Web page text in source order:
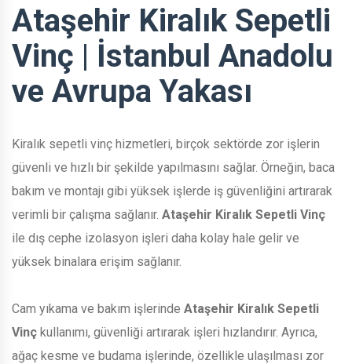
Ataşehir Kiralık Sepetli
Vinç | İstanbul Anadolu
ve Avrupa Yakası
Kiralık sepetli vinç hizmetleri, birçok sektörde zor işlerin
güvenli ve hızlı bir şekilde yapılmasını sağlar. Örneğin, baca
bakım ve montajı gibi yüksek işlerde iş güvenliğini artırarak
verimli bir çalışma sağlanır. Ataşehir Kiralık Sepetli Vinç
ile dış cephe izolasyon işleri daha kolay hale gelir ve
yüksek binalara erişim sağlanır.
Cam yıkama ve bakım işlerinde Ataşehir Kiralık Sepetli
Vinç kullanımı, güvenliği artırarak işleri hızlandırır. Ayrıca,
ağaç kesme ve budama işlerinde, özellikle ulaşılması zor